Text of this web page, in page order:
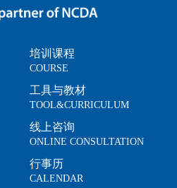
培训课程
COURSE
工具与教材
TOOL&CURRICULUM
线上咨询
ONLINE CONSULTATION
行事历
CALENDAR